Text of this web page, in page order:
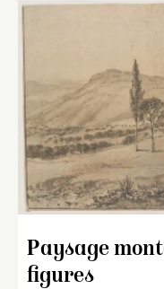
Paysage
figures